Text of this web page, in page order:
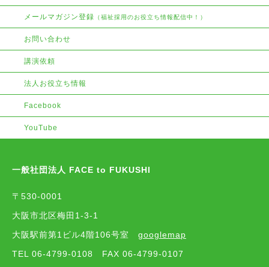
一般社団法人 FACE to FUKUSHI
〒530-0001
大阪市北区梅田1-3-1
大阪駅前第1ビル4階106号室 googlemap
TEL 06-4799-0108
FAX 06-4799-0107
メールマガジン登録 （福祉採用のお役立ち情報配信中！）
お問い合わせ
講演依頼
法人お役立ち情報
Facebook
YouTube